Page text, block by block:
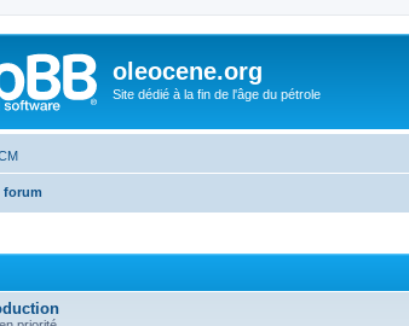
oleocene.org
Site dédié à la fin de l'âge du pétrole
forum